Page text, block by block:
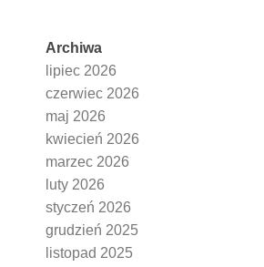
Archiwa
lipiec 2026
czerwiec 2026
maj 2026
kwiecień 2026
marzec 2026
luty 2026
styczeń 2026
grudzień 2025
listopad 2025